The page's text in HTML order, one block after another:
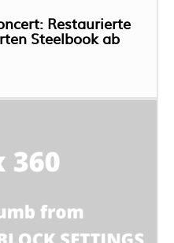
Restaurierte
Steelbook ab